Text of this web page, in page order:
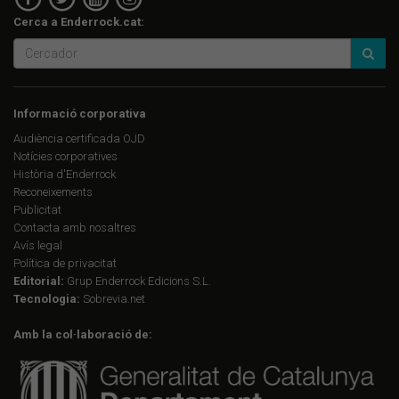
Cerca a Enderrock.cat:
Informació corporativa
Audiència certificada OJD
Notícies corporatives
Història d'Enderrock
Reconeixements
Publicitat
Contacta amb nosaltres
Avís legal
Política de privacitat
Editorial: Grup Enderrock Edicions S.L.
Tecnologia: Sobrevia.net
Amb la col·laboració de: